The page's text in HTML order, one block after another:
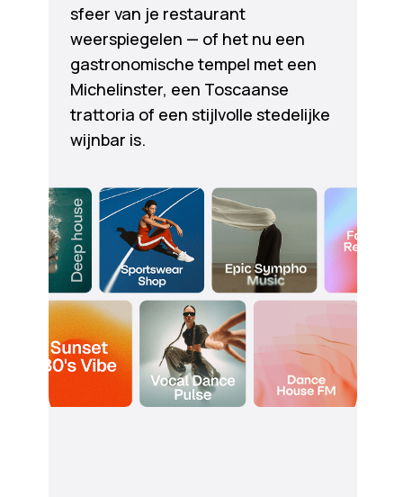
sfeer van je restaurant
weerspiegelen — of het nu een
gastronomische tempel met een
Michelinster, een Toscaanse
trattoria of een stijlvolle stedelijke
wijnbar is.